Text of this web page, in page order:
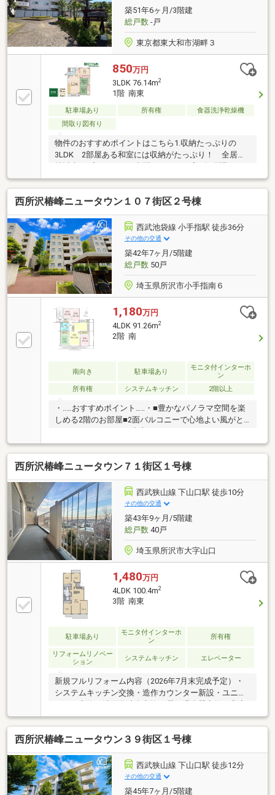
対応■初めての方にも丁寧にサポート
築51年6ヶ月/3階建
総戸数-戸
東京都東大和市湖畔３
850万円
3LDK 76.14m2
1階 南東
駐車場あり 所有権
食器洗浄乾燥機
間取り図有り
物件のおすすめポイントはこちら1.収納たっぷりの
3LDK 2部屋ある和室には収納がたっぷり！ 全居室6
♪2.西武多摩湖線「武蔵大和」駅より徒歩20分、自転車
なら8分 JR中央線「立川」駅行きのバスも運行で都
心へのアクセス良好◎ 3.自然豊かな環境 すぐ裏に
は東大和公園があり、お散歩やピクニックにぴったり
です。 小中学校徒歩11分、こども学園も徒歩6分で
自然の中でのびのびと子育てが出来ます♪■(東大和市）
第１小学校＆第１中学校
西所沢椿峰ニュータウン１０７街区２号棟
西武池袋線 小手指駅 徒歩36分
その他の交通
築42年7ヶ月/5階建
総戸数50戸
埼玉県所沢市小手指南６
1,180万円
4LDK 91.26m2
2階 南
南向き 駐車場あり
モニタ付インターホ
ン
所有権
システムキッチン 2階以上
・‥…おすすめポイント…‥・■豊かなパノラマ空間を楽
しめる2階のお部屋■2面バルコニーで心地よい風がと
ま～の声が家中に響きます■リビング隣に和室～ゆっ
たり足をのばしてくつろげます～お子様のお昼寝や遊
び場にも重宝～襖を開けると広々空間・‥…ライフイン
フォメーション…‥・■小学校まで徒歩5分■中学校まで
徒歩5分■スーパーまで徒歩8分■コンビニまで徒歩6分■
病院まで徒歩9分～生活しやすい住環境
西所沢椿峰ニュータウン７１街区１号棟
西武狭山線 下山口駅 徒歩10分
その他の交通
築43年9ヶ月/5階建
総戸数40戸
埼玉県所沢市大字山口
1,480万円
4LDK 100.4m2
3階 南東
駐車場あり
モニタ付インターホ
ン
所有権
リフォームリノベー
ション
システムキッチン エレベーター
新規フルリフォーム内容（2026年7月末完成予定）・
システムキッチン交換・造作カウンター新設・ユニッ
から洋室へ変更・トイレ交換・洗濯水栓、防水パン交
換・フローリング、建具一部、玄関収納 収納棚、
壁、天井クロス、フロアタイル、スイッチ、コンセン
ト交換◆2023年マンション大規模修繕工事実施済み
長期修繕計画書有 ～商業施設へのお車アクセス良
好です～ ・平日・休日を問わずいつでも見学が可能
です ・南東向き、すべての部屋に窓があるので、ど
西所沢椿峰ニュータウン３９街区１号棟
西武狭山線 下山口駅 徒歩12分
その他の交通
築45年7ヶ月/5階建